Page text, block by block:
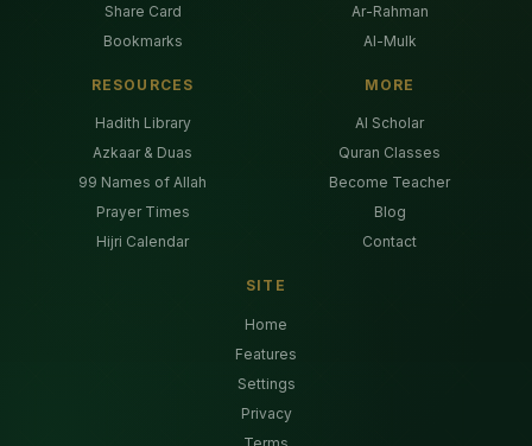
Share Card
Bookmarks
Ar-Rahman
Al-Mulk
RESOURCES
Hadith Library
Azkaar & Duas
99 Names of Allah
Prayer Times
Hijri Calendar
MORE
AI Scholar
Quran Classes
Become Teacher
Blog
Contact
SITE
Home
Features
Settings
Privacy